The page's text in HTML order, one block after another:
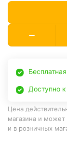
Доступно к
Цена
магазина и может
и в розничных